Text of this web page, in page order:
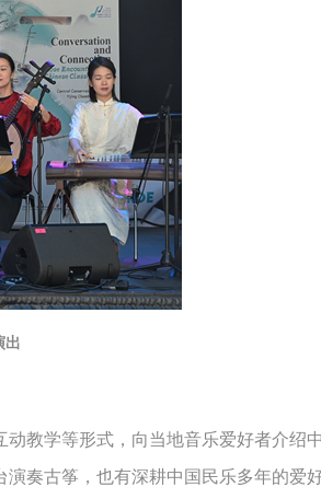
出
教学等形式，向当地音乐爱好者介绍
奏古筝，也有深耕中国民乐多年的爱